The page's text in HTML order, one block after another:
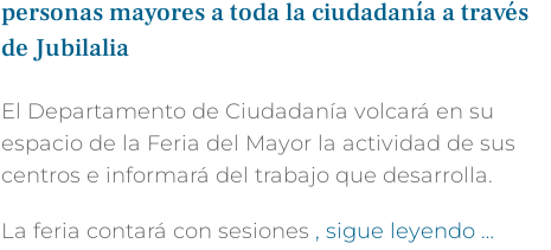
personas mayores a toda la ciudadanía a través
de Jubilalia
El Departamento de Ciudadanía volcará en su
espacio de la Feria del Mayor la actividad de sus
centros e informará del trabajo que desarrolla​.
La feria contará con sesiones , sigue leyendo …